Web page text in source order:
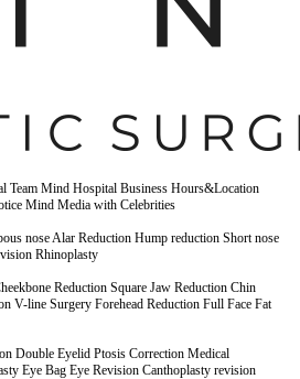
Team Mind Hospital Business Hours&Location
Mind Media with Celebrities
noseAlar Reduction Hump reduction Short nose
Rhinoplasty
Reduction Square Jaw Reduction Chin
V-line Surgery Forehead Reduction Full Face Fat
Double Eyelid Ptosis Correction Medical
Eye Bag Eye Revision Canthoplasty revision